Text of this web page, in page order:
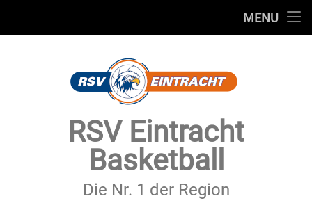
MENU
SECHSTER MANN
RSV Eintracht
Basketball
Die Nr. 1 der Region